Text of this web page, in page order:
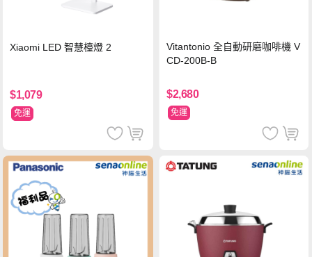
Xiaomi LED 智慧檯燈 2
$1,079
免運
Vitantonio 全自動研磨咖啡機 V
CD-200B-B
$2,680
免運